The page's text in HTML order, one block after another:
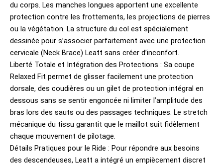
du corps. Les manches longues apportent une excellente
protection contre les frottements, les projections de pierres
ou la végétation. La structure du col est spécialement
dessinée pour s’associer parfaitement avec une protection
cervicale (Neck Brace) Leatt sans créer d’inconfort.
Liberté Totale et Intégration des Protections : Sa coupe
Relaxed Fit permet de glisser facilement une protection
dorsale, des coudières ou un gilet de protection intégral en
dessous sans se sentir engoncée ni limiter l’amplitude des
bras lors des sauts ou des passages techniques. Le stretch
mécanique du tissu garantit que le maillot suit fidèlement
chaque mouvement de pilotage.
Détails Pratiques pour le Ride : Pour répondre aux besoins
des descendeuses, Leatt a intégré un empiècement discret